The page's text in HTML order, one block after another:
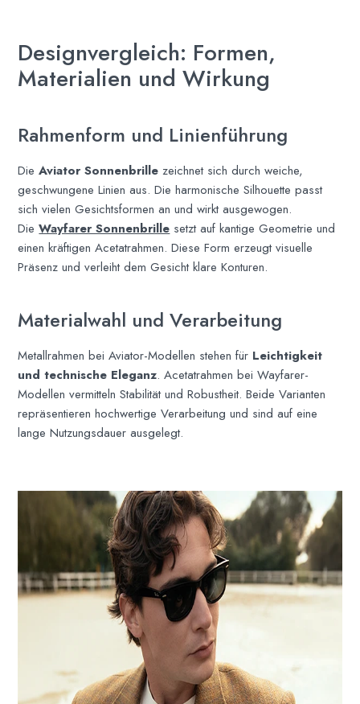
Designvergleich: Formen,
Materialien und Wirkung
Rahmenform und Linienführung
DieAviator Sonnenbrille zeichnet sich durch weiche,
geschwungene Linien aus. Die harmonische Silhouette passt
sich vielen Gesichtsformen an und wirkt ausgewogen.
DieWayfarer Sonnenbrille setzt auf kantige Geometrie und
einen kräftigen Acetatrahmen. Diese Form erzeugt visuelle
Präsenz und verleiht dem Gesicht klare Konturen.
Materialwahl und Verarbeitung
Metallrahmen bei Aviator-Modellen stehen für Leichtigkeit
und technische Eleganz. Acetatrahmen bei Wayfarer-
Modellen vermitteln Stabilität und Robustheit. Beide Varianten
repräsentieren hochwertige Verarbeitung und sind auf eine
lange Nutzungsdauer ausgelegt.